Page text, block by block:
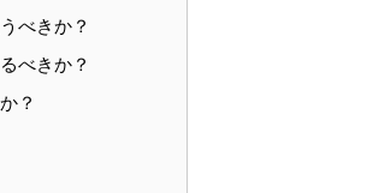
べきか？
べきか？
？